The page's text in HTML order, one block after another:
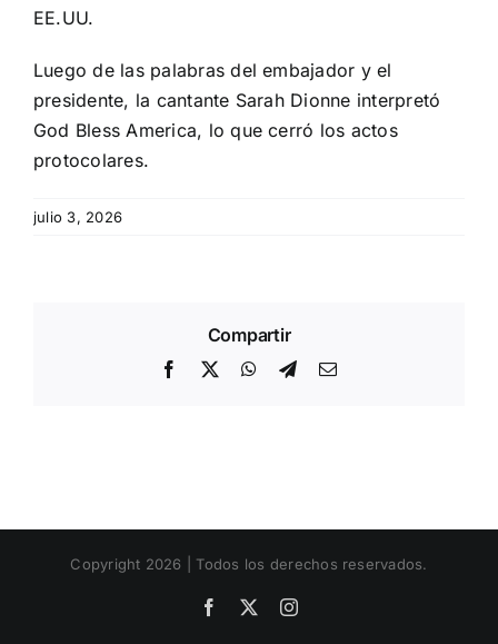
EE.UU.
Luego de las palabras del embajador y el
presidente, la cantante Sarah Dionne interpretó
God Bless America, lo que cerró los actos
protocolares.
julio 3, 2026
Compartir
Facebook
X WhatsApp
TelegramEmail
Copyright 2026 | Todos los derechos reservados.
Facebook Instagram